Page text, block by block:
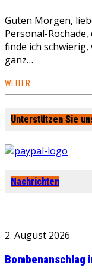
Guten Morgen,
Personal-
finde ich
ganz…
WEITER
Unterstützen Sie
Nachrichten
2. August 2026
Bombenanschlag